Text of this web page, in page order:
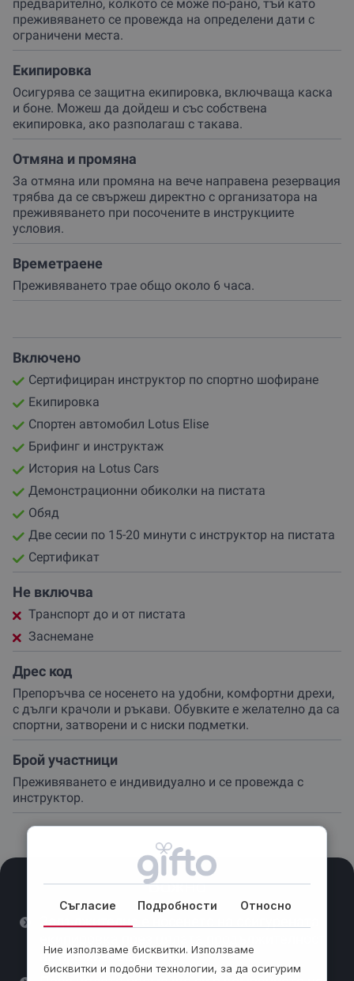
предварително, колкото се може по-рано, тъй като
преживяването се провежда на определени дати с
ограничени места.
Екипировка
Осигурява се защитна екипировка, включваща каска
и боне. Можеш да дойдеш и със собствена
екипировка, ако разполагаш с такава.
Отмяна и промяна
За отмяна или промяна на вече направена резервация
трябва да се свържеш директно с организатора на
преживяването при посочените в инструкциите
условия.
Времетраене
Преживяването трае общо около 6 часа.
Включено
Сертифициран инструктор по спортно шофиране
Екипировка
Спортен автомобил Lotus Elise
Брифинг и инструктаж
История на Lotus Cars
Демонстрационни обиколки на пистата
Обяд
Две сесии по 15-20 минути с инструктор на пистата
Сертификат
Не включва
Транспорт до и от пистата
Заснемане
Дрес код
Препоръчва се носенето на удобни, комфортни дрехи,
с дълги крачоли и ръкави. Обувките е желателно да са
спортни, затворени и с ниски подметки.
Брой участници
Преживяването е индивидуално и се провежда с
инструктор.
Важно
на преживяването.
Съгласие Подробности Относно
Ние използваме бисквитки. Използваме
бисквитки и подобни технологии, за да осигурим